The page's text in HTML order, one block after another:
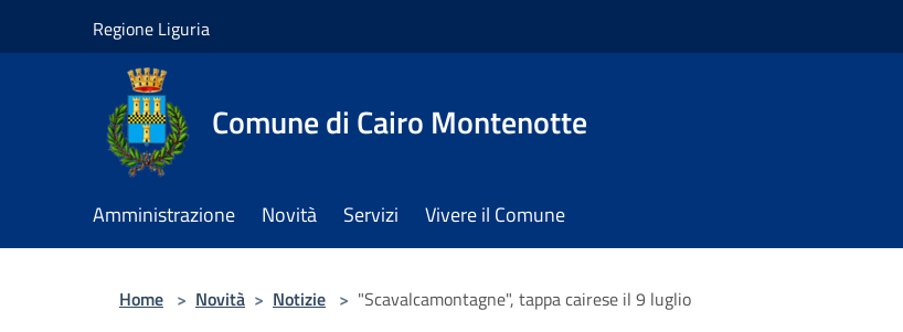
Regione Liguria
Comune di Cairo Montenotte
Amministrazione Novità Servizi Vivere il Comune
Home > Novità > Notizie > "Scavalcamontagne", tappa cairese il 9 luglio